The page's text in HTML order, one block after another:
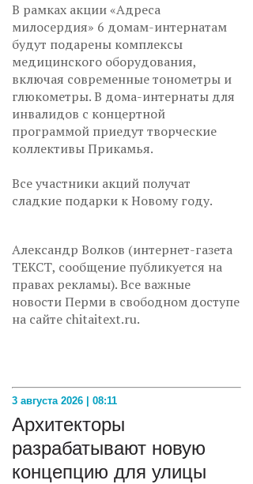
В рамках акции «Адреса
милосердия» 6 домам-интернатам
будут подарены комплексы
медицинского оборудования,
включая современные тонометры и
глюкометры. В дома-интернаты для
инвалидов с концертной
программой приедут творческие
коллективы Прикамья.
Все участники акций получат
сладкие подарки к Новому году.
Александр Волков (интернет-газета
ТЕКСТ, сообщение публикуется на
правах рекламы). Все важные
новости Перми в свободном доступе
на сайте chitaitext.ru.
3 августа 2026 | 08:11
Архитекторы
разрабатывают новую
концепцию для улицы